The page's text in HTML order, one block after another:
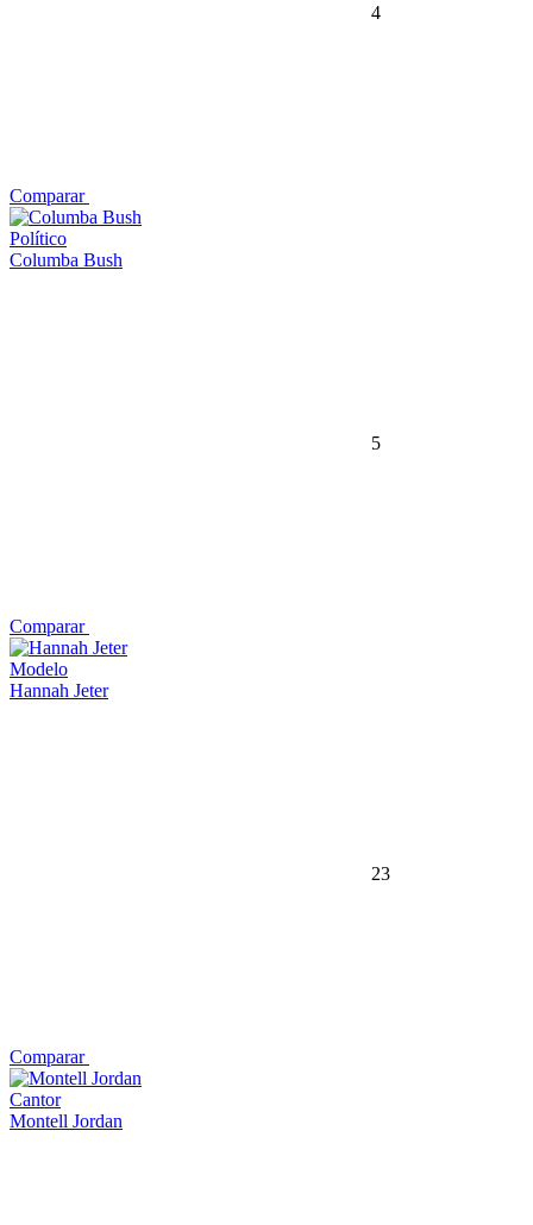
4
Comparar
Político
Columba Bush
5
Comparar
Modelo
Hannah Jeter
23
Comparar
Cantor
Montell Jordan